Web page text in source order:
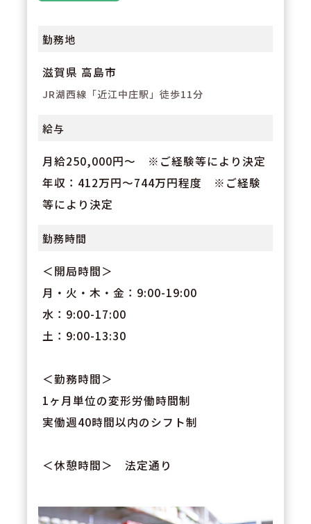
勤務地
滋賀県 高島市
JR湖西線「近江中庄駅」徒歩11分
給与
月給250,000円～ ※ご経験等により決定
年収：412万円～744万円程度 ※ご経験
等により決定
勤務時間
＜開局時間＞
月・火・木・金：9:00-19:00
水：9:00-17:00
土：9:00-13:30
＜勤務時間＞
1ヶ月単位の変形労働時間制
実働週40時間以内のシフト制
＜休憩時間＞ 法定通り